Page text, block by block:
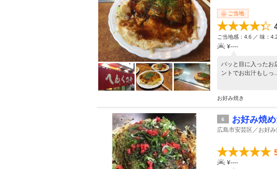
ご当地
ご当地感：4.6 ／ 味：
¥----
パッと目に入ったお
ントでお出汁もしっ
お好み焼き
6 お好み焼
広島市安芸区／お好
¥----